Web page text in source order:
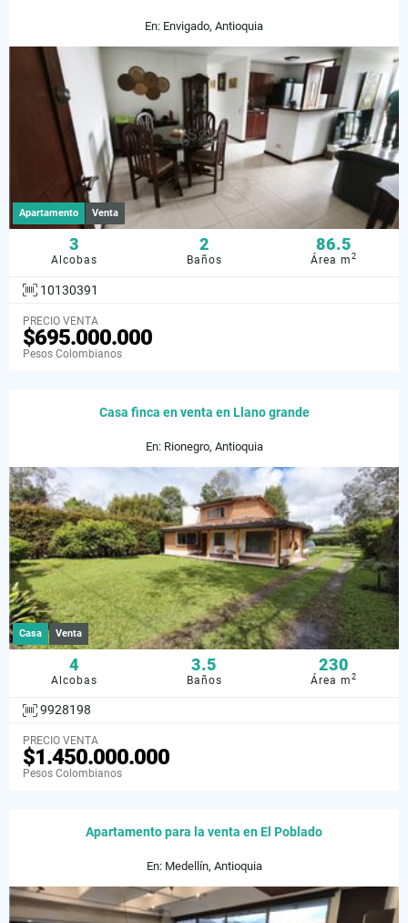
En: Envigado, Antioquia
Apartamento Venta
3
Alcobas
2
Baños
86.5
Área m2
10130391
PRECIO VENTA
$695.000.000
Pesos Colombianos
Casa finca en venta en Llano grande
En: Rionegro, Antioquia
Casa Venta
4
Alcobas
3.5
Baños
230
Área m2
9928198
PRECIO VENTA
$1.450.000.000
Pesos Colombianos
Apartamento para la venta en El Poblado
En: Medellín, Antioquia